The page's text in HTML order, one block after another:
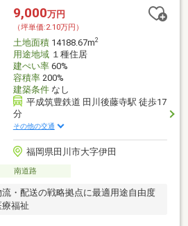
曜日、10時～19時、一部例外有）であ
です。お気軽にお問合せ下さいませ。
9,000万円
（坪単価:2.10万円）
土地面積14188.67m2
用途地域１種住居
建ぺい率60%
容積率200%
建築条件なし
平成筑豊鉄道 田川後藤寺駅 徒歩17
分
その他の交通
福岡県田川市大字伊田
南道路
・配送の戦略拠点に最適用途自由度
福祉